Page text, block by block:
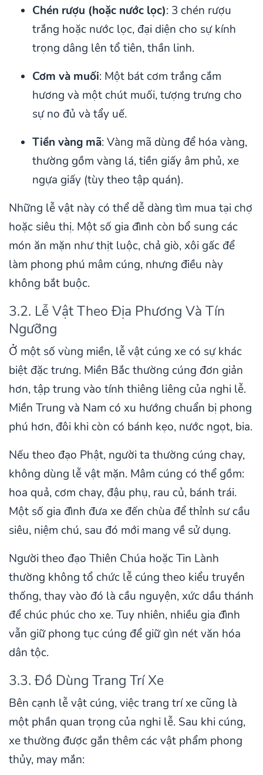
Chén rượu (hoặc nước lọc): 3 chén rượu
trắng hoặc nước lọc, đại diện cho sự kính
trọng dâng lên tổ tiên, thần linh.
Cơm và muối: Một bát cơm trắng cắm
hương và một chút muối, tượng trưng cho
sự no đủ và tẩy uế.
Tiền vàng mã: Vàng mã dùng để hóa vàng,
thường gồm vàng lá, tiền giấy âm phủ, xe
ngựa giấy (tùy theo tập quán).
Những lễ vật này có thể dễ dàng tìm mua tại chợ
hoặc siêu thị. Một số gia đình còn bổ sung các
món ăn mặn như thịt luộc, chả giò, xôi gấc để
làm phong phú mâm cúng, nhưng điều này
không bắt buộc.
3.2. Lễ Vật Theo Địa Phương Và Tín
Ngưỡng
Ở một số vùng miền, lễ vật cúng xe có sự khác
biệt đặc trưng. Miền Bắc thường cúng đơn giản
hơn, tập trung vào tính thiêng liêng của nghi lễ.
Miền Trung và Nam có xu hướng chuẩn bị phong
phú hơn, đôi khi còn có bánh kẹo, nước ngọt, bia.
Nếu theo đạo Phật, người ta thường cúng chay,
không dùng lễ vật mặn. Mâm cúng có thể gồm:
hoa quả, cơm chay, đậu phụ, rau củ, bánh trái.
Một số gia đình đưa xe đến chùa để thỉnh sư cầu
siêu, niệm chú, sau đó mới mang về sử dụng.
Người theo đạo Thiên Chúa hoặc Tin Lành
thường không tổ chức lễ cúng theo kiểu truyền
thống, thay vào đó là cầu nguyện, xức dầu thánh
để chúc phúc cho xe. Tuy nhiên, nhiều gia đình
vẫn giữ phong tục cúng để giữ gìn nét văn hóa
dân tộc.
3.3. Đồ Dùng Trang Trí Xe
Bên cạnh lễ vật cúng, việc trang trí xe cũng là
một phần quan trọng của nghi lễ. Sau khi cúng,
xe thường được gắn thêm các vật phẩm phong
thủy, may mắn: